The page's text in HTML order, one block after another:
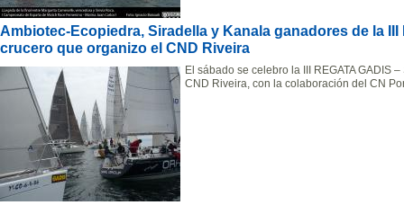
Ambiotec-Ecopiedra, Siradella y Kanala ganadores de la III
crucero que organizo el CND Riveira
El sábado se celebro la III REGATA GADIS
CND Riveira, con la colaboración del CN